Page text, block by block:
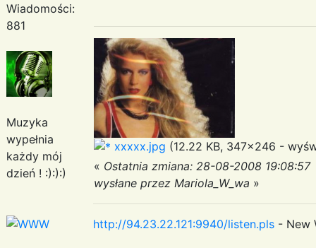
Wiadomości:
881
Muzyka
wypełnia
każdy mój
dzień ! :):):)
xxxxx.jpg (12.22 KB, 347x246 -
« Ostatnia zmiana: 28-08-2008 19:08:57
wysłane przez Mariola_W_wa »
http://94.23.22.121:9940/listen.pls - New